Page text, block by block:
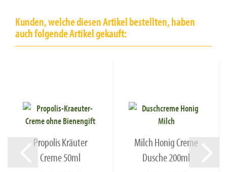
Kunden, welche diesen Artikel bestellten, haben
auch folgende Artikel gekauft:
Propolis Kräuter
Creme 50ml
Milch Honig Creme
Dusche 200ml